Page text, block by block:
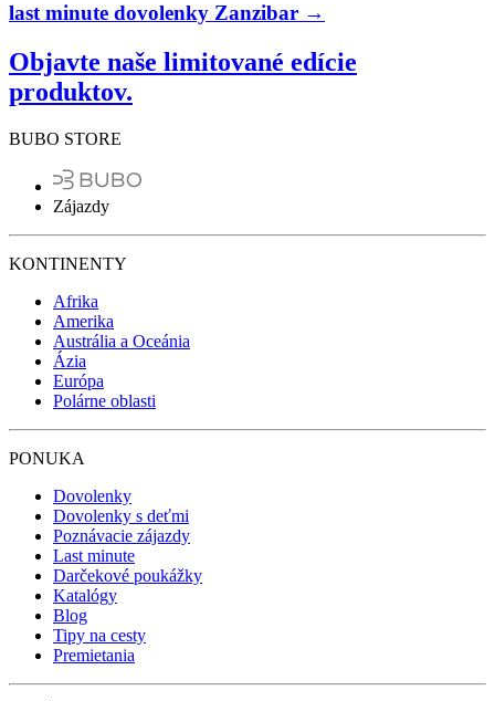
last minute dovolenky Zanzibar →
Objavte naše limitované edície
produktov.
BUBO STORE
Zájazdy
KONTINENTY
Afrika
Amerika
Austrália a Oceánia
Ázia
Európa
Polárne oblasti
PONUKA
Dovolenky
Dovolenky s deťmi
Poznávacie zájazdy
Last minute
Darčekové poukážky
Katalógy
Blog
Tipy na cesty
Premietania